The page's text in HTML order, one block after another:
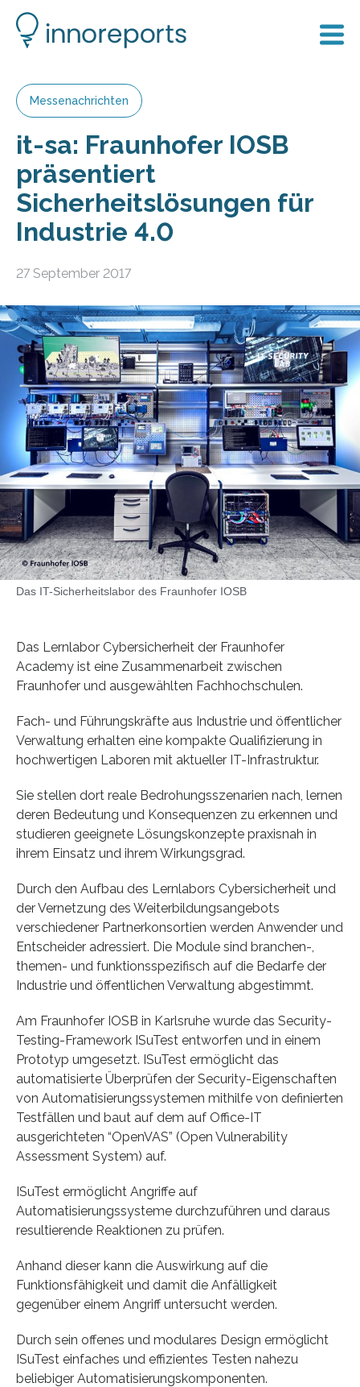
Messenachrichten
it-sa: Fraunhofer IOSB
präsentiert
Sicherheitslösungen für
Industrie 4.0
27 September 2017
Das IT-Sicherheitslabor des Fraunhofer IOSB
Das Lernlabor Cybersicherheit der Fraunhofer
Academy ist eine Zusammenarbeit zwischen
Fraunhofer und ausgewählten Fachhochschulen.
Fach- und Führungskräfte aus Industrie und öffentlicher
Verwaltung erhalten eine kompakte Qualifizierung in
hochwertigen Laboren mit aktueller IT-Infrastruktur.
Sie stellen dort reale Bedrohungsszenarien nach, lernen
deren Bedeutung und Konsequenzen zu erkennen und
studieren geeignete Lösungskonzepte praxisnah in
ihrem Einsatz und ihrem Wirkungsgrad.
Durch den Aufbau des Lernlabors Cybersicherheit und
der Vernetzung des Weiterbildungsangebots
verschiedener Partnerkonsortien werden Anwender und
Entscheider adressiert. Die Module sind branchen-,
themen- und funktionsspezifisch auf die Bedarfe der
Industrie und öffentlichen Verwaltung abgestimmt.
Am Fraunhofer IOSB in Karlsruhe wurde das Security-
Testing-Framework ISuTest entworfen und in einem
Prototyp umgesetzt. ISuTest ermöglicht das
automatisierte Überprüfen der Security-Eigenschaften
von Automatisierungssystemen mithilfe von definierten
Testfällen und baut auf dem auf Office-IT
ausgerichteten “OpenVAS” (Open Vulnerability
Assessment System) auf.
ISuTest ermöglicht Angriffe auf
Automatisierungssysteme durchzuführen und daraus
resultierende Reaktionen zu prüfen.
Anhand dieser kann die Auswirkung auf die
Funktionsfähigkeit und damit die Anfälligkeit
gegenüber einem Angriff untersucht werden.
Durch sein offenes und modulares Design ermöglicht
ISuTest einfaches und effizientes Testen nahezu
beliebiger Automatisierungskomponenten.